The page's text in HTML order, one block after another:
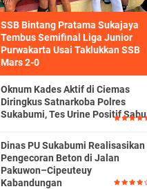
SSB Bintang Pratama Sukajaya
Tembus Semifinal Liga Junior
Purwakarta Usai Taklukkan SSB
Mars 2-0
Oknum Kades Aktif di Ciemas
Diringkus Satnarkoba Polres
Sukabumi, Tes Urine Positif Sabu
Dinas PU Sukabumi Realisasikan
Pengecoran Beton di Jalan
Pakuwon–Cipeuteuy
Kabandungan